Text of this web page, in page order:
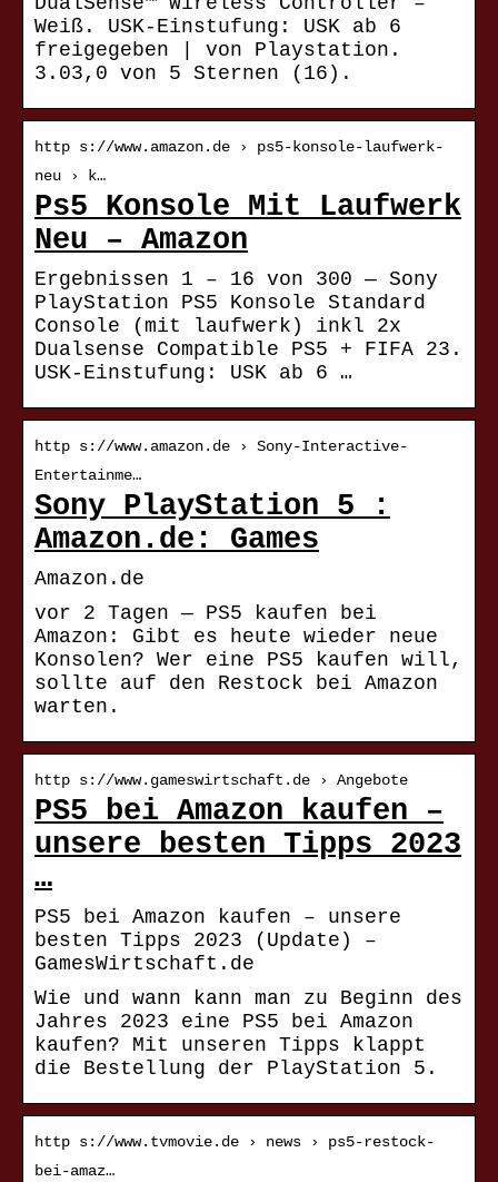
Weiß. USK-Einstufung: USK ab 6
freigegeben | von Playstation.
3.03,0 von 5 Sternen (16).
http s://www.amazon.de › ps5-konsole-laufwerk-
neu › k…
Ps5 Konsole Mit Laufwerk
Neu – Amazon
Ergebnissen 1 – 16 von 300 — Sony
PlayStation PS5 Konsole Standard
Console (mit laufwerk) inkl 2x
Dualsense Compatible PS5 + FIFA 23.
USK-Einstufung: USK ab 6 …
http s://www.amazon.de › Sony-Interactive-
Entertainme…
Sony PlayStation 5 :
Amazon.de: Games
Amazon.de
vor 2 Tagen — PS5 kaufen bei
Amazon: Gibt es heute wieder neue
Konsolen? Wer eine PS5 kaufen will,
sollte auf den Restock bei Amazon
warten.
http s://www.gameswirtschaft.de › Angebote
PS5 bei Amazon kaufen –
unsere besten Tipps 2023
…
PS5 bei Amazon kaufen – unsere
besten Tipps 2023 (Update) –
GamesWirtschaft.de
Wie und wann kann man zu Beginn des
Jahres 2023 eine PS5 bei Amazon
kaufen? Mit unseren Tipps klappt
die Bestellung der PlayStation 5.
http s://www.tvmovie.de › news › ps5-restock-
bei-amaz…